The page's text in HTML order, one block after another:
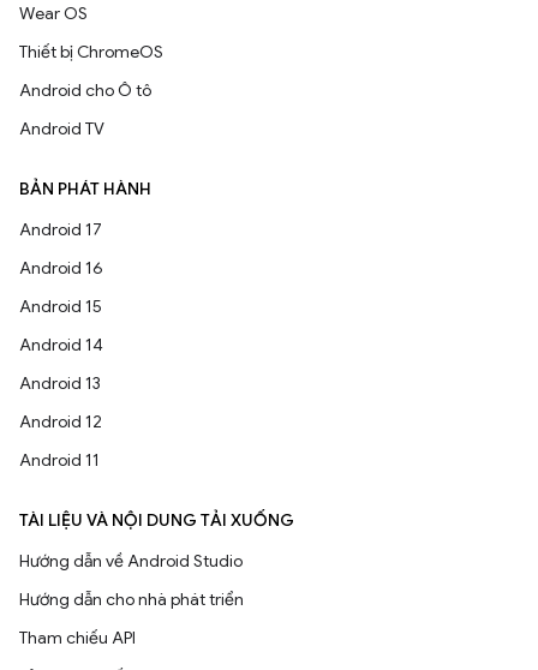
Wear OS
Thiết bị ChromeOS
Android cho Ô tô
Android TV
BẢN PHÁT HÀNH
Android 17
Android 16
Android 15
Android 14
Android 13
Android 12
Android 11
TÀI LIỆU VÀ NỘI DUNG TẢI XUỐNG
Hướng dẫn về Android Studio
Hướng dẫn cho nhà phát triển
Tham chiếu API